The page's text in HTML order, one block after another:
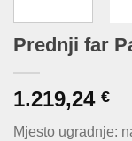
Prednji far
1.219,24 €
Mjesto ugradnje: